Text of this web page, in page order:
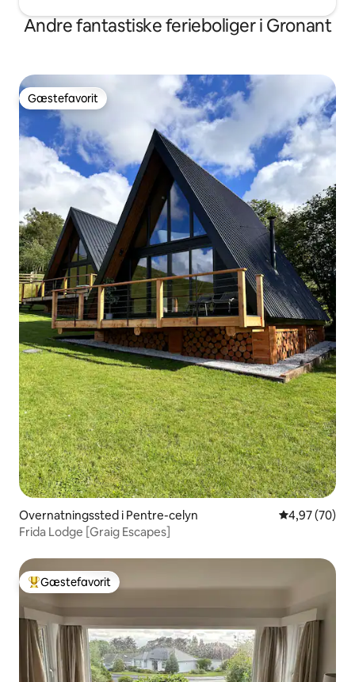
Andre fantastiske ferieboliger i Gronant
Gæstefavorit
Gæstefavorit
Overnatningssted i Pentre-celyn 4,97 ud af 5 i
4,97 (70)
Frida Lodge [Graig Escapes]
Bedste gæstefavorit
Gæstefavorit